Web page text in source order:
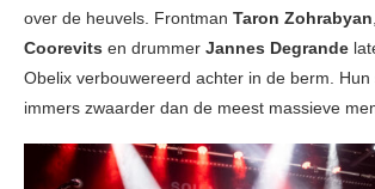
over de heuvels. Frontman Taron Zohrabyan
Coorevits en drummer Jannes Degrande
Obelix verbouwereerd achter in de berm. Hun
immers zwaarder dan de meest massieve